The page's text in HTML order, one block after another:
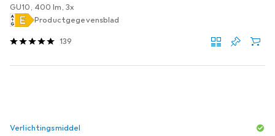
GU10, 400 lm, 3x
Productgegevensblad
139
Verlichtingsmiddel